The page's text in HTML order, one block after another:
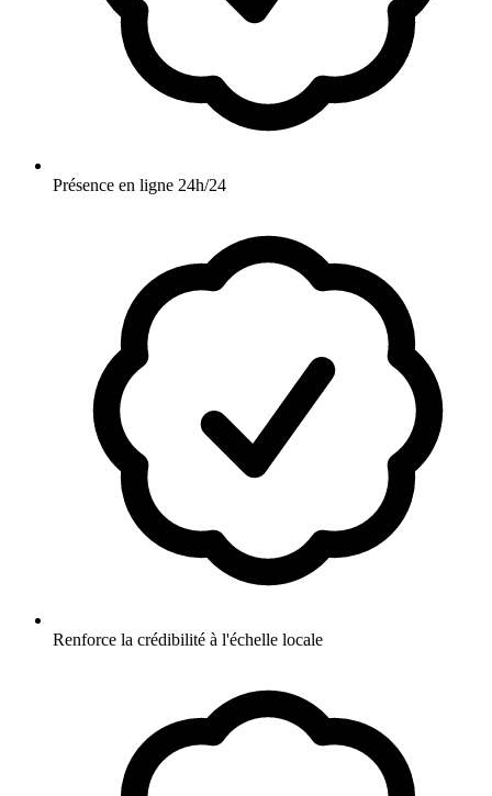
Présence en ligne 24h/24
Renforce la crédibilité à l'échelle locale